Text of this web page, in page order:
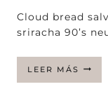
Cloud bread
sriracha 90’s
LEER MÁS